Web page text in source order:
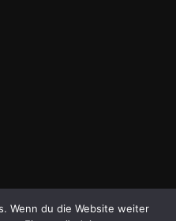
Wenn du die Website weiter